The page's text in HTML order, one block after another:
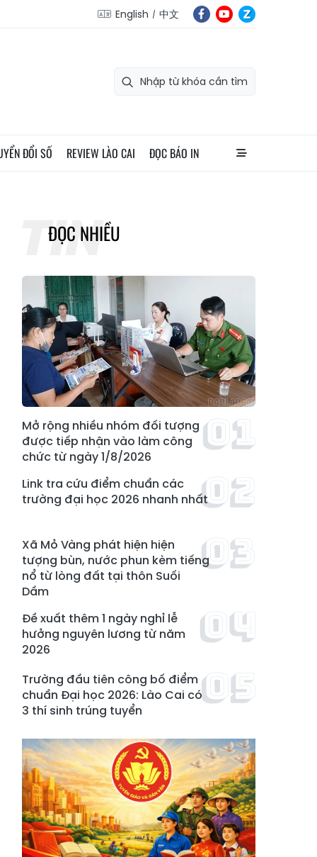
English 中文
ĐỔI SỐ REVIEW LÀO CAI ĐỌC BÁO IN
ĐỌC NHIỀU
Mở rộng nhiều nhóm đối tượng
được tiếp nhận vào làm công
chức từ ngày 1/8/2026
Link tra cứu điểm chuẩn các
trường đại học 2026 nhanh nhất
Xã Mỏ Vàng phát hiện hiện
tượng bùn, nước phun kèm tiếng
nổ từ lòng đất tại thôn Suối
Dầm
Đề xuất thêm 1 ngày nghỉ lễ
hưởng nguyên lương từ năm
2026
Trường đầu tiên công bố điểm
chuẩn Đại học 2026: Lào Cai có
3 thí sinh trúng tuyển